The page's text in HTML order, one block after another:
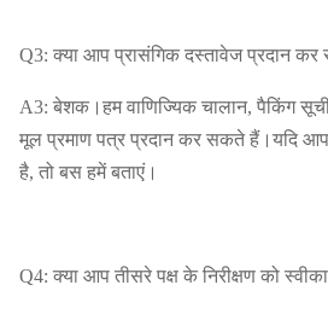
Q3: क्या आप प्रासंगिक दस्तावेज प्रदान
A3: बेशक।हम वाणिज्यिक चालान, पैकिंग
मूल प्रमाण पत्र प्रदान कर सकते हैं।यदि
है, तो बस हमें बताएं।
Q4: क्या आप तीसरे पक्ष के निरीक्षण को